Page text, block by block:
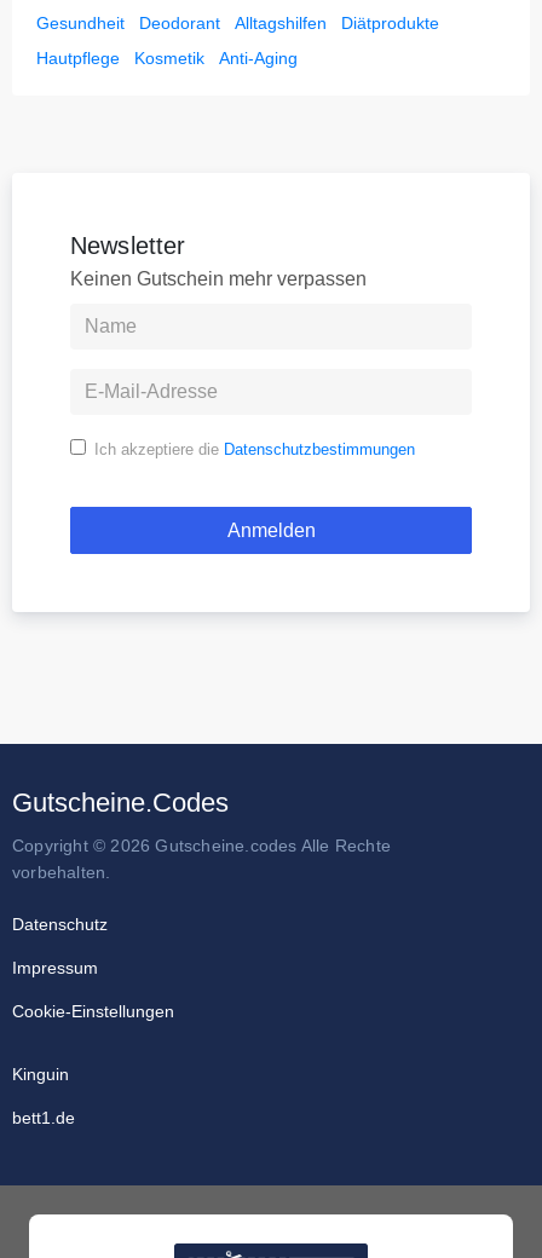
Gesundheit
Deodorant Alltagshilfen
Diätprodukte
Hautpflege
Kosmetik Anti-Aging
Newsletter
Keinen Gutschein mehr verpassen
Ich akzeptiere die Datenschutzbestimmungen
Gutscheine.Codes
Copyright © 2026 Gutscheine.codes Alle Rechte
vorbehalten.
Datenschutz
Impressum
Cookie-Einstellungen
Kinguin
bett1.de